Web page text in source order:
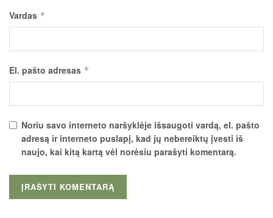
Vardas *
El. pašto adresas *
Noriu savo interneto naršyklėje išsaugoti vardą, el. pašto
adresą ir interneto puslapį, kad jų nebereiktų įvesti iš
naujo, kai kitą kartą vėl norėsiu parašyti komentarą.